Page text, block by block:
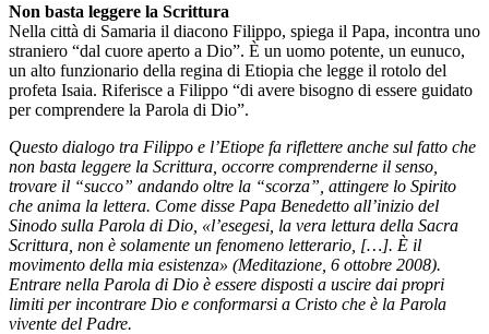
Non basta leggere la Scrittura
Nella città di Samaria il diacono Filippo, spiega il Papa, incontra uno
straniero “dal cuore aperto a Dio”. È un uomo potente, un eunuco,
un alto funzionario della regina di Etiopia che legge il rotolo del
profeta Isaia. Riferisce a Filippo “di avere bisogno di essere guidato
per comprendere la Parola di Dio”.
Questo dialogo tra Filippo e l’Etiope fa riflettere anche sul fatto che
non basta leggere la Scrittura, occorre comprenderne il senso,
trovare il “succo” andando oltre la “scorza”, attingere lo Spirito
che anima la lettera. Come disse Papa Benedetto all’inizio del
Sinodo sulla Parola di Dio, «l’esegesi, la vera lettura della Sacra
Scrittura, non è solamente un fenomeno letterario, […]. È il
movimento della mia esistenza» (Meditazione, 6 ottobre 2008).
Entrare nella Parola di Dio è essere disposti a uscire dai propri
limiti per incontrare Dio e conformarsi a Cristo che è la Parola
vivente del Padre.